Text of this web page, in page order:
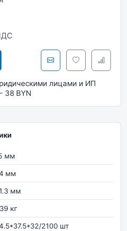
лицами и ИП
38 BYN
мм
мм
мм
кг
2100 шт